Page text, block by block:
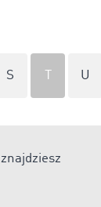
S U
znajdziesz